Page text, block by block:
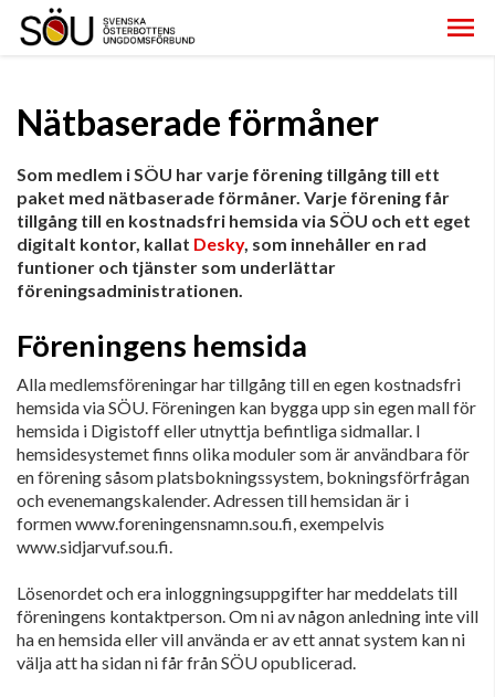
Nätbaserade förmåner
Som medlem i SÖU har varje förening tillgång till ett
paket med nätbaserade förmåner. Varje förening får
tillgång till en kostnadsfri hemsida via SÖU och ett eget
digitalt kontor, kallat Desky, som innehåller en rad
funtioner och tjänster som underlättar
föreningsadministrationen.
Föreningens hemsida
Alla medlemsföreningar har tillgång till en egen kostnadsfri
hemsida via SÖU. Föreningen kan bygga upp sin egen mall för
hemsida i Digistoff eller utnyttja befintliga sidmallar. I
hemsidesystemet finns olika moduler som är användbara för
en förening såsom platsbokningssystem, bokningsförfrågan
och evenemangskalender. Adressen till hemsidan är i
formen www.foreningensnamn.sou.fi, exempelvis
www.sidjarvuf.sou.fi.
Lösenordet och era inloggningsuppgifter har meddelats till
föreningens kontaktperson. Om ni av någon anledning inte vill
ha en hemsida eller vill använda er av ett annat system kan ni
välja att ha sidan ni får från SÖU opublicerad.